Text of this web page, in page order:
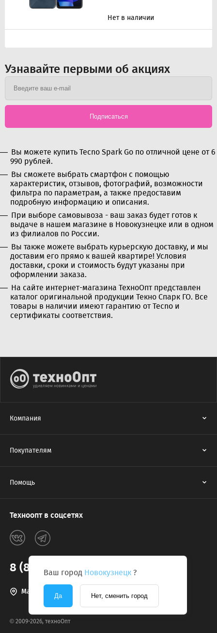
Нет в наличии
Узнавайте первыми об акциях
Подписаться
Вы можете купить Tecno Spark Go по отличной цене от 6
990 рублей.
Вы сможете выбрать смартфон с помощью
характеристик, отзывов, фотографий, возможности
фильтра по параметрам, а также предоставим
подробную информацию и описания.
При выборе самовывоза - ваш заказ будет готов к
выдаче в нашем магазине в Новокузнецке или в одном
из филиалов по России.
Вы также можете выбрать курьерскую доставку, и мы
доставим его прямо к вашей квартире! Условия
доставки, сроки и стоимость будут указаны при
оформлении заказа.
На сайте интернет-магазина ТехноОпт представлен
каталог оригинальной продукции Текно Спарк ГО. Все
товары в наличии имеют гарантию от Tecno и
сертификаты соответствия.
Ваш город Новокузнецк ?
Да Нет, сменить город
Компания
Покупателям
Помощь
Техноопт в соцсетях
8 (800) 775-2131
Магазины в г. Новокузнецк
© 2009-2026, техноОпт